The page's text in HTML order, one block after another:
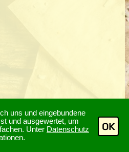
uns und eingebundene
und ausgewertet, um
Unter Datenschutz
OK